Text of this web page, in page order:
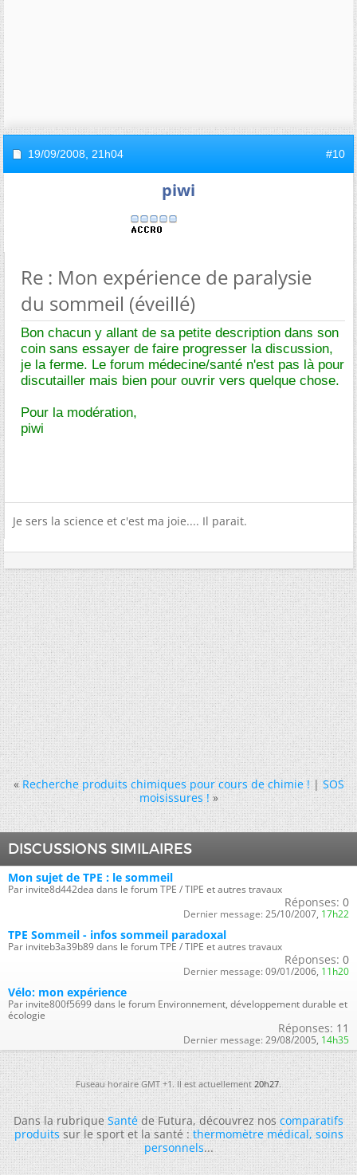
19/09/2008, 21h04 #10
piwi
Re : Mon expérience de paralysie
du sommeil (éveillé)
Bon chacun y allant de sa petite description dans son
coin sans essayer de faire progresser la discussion,
je la ferme. Le forum médecine/santé n'est pas là pour
discutailler mais bien pour ouvrir vers quelque chose.
Pour la modération,
piwi
Je sers la science et c'est ma joie.... Il parait.
« Recherche produits chimiques pour cours de chimie !|SOS
moisissures ! »
DISCUSSIONS SIMILAIRES
Mon sujet de TPE : le sommeil
Par invite8d442dea dans le forum TPE / TIPE et autres travaux
Réponses: 0
Dernier message: 25/10/2007, 17h22
TPE Sommeil - infos sommeil paradoxal
Par inviteb3a39b89 dans le forum TPE / TIPE et autres travaux
Réponses: 0
Dernier message: 09/01/2006, 11h20
Vélo: mon expérience
Par invite800f5699 dans le forum Environnement, développement durable et
écologie
Réponses: 11
Dernier message: 29/08/2005, 14h35
Fuseau horaire GMT +1. Il est actuellement20h27.
Dans la rubriqueSantéde Futura, découvrez noscomparatifs
produitssur le sport et la santé :thermomètre médical,soins
personnels...